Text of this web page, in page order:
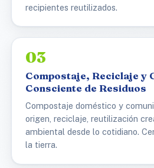
recipientes reutilizados.
03
Compostaje, Reciclaje y
Consciente de Residuos
Compostaje doméstico y
origen, reciclaje, reutilización
ambiental desde lo cotidiano.
la tierra.